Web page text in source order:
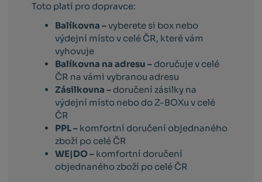
Toto platí pro dopravce:
Balíkovna –vyberete si box nebo
výdejní místo v celé ČR, které vám
vyhovuje
Balíkovna na adresu – doručuje v celé
ČR na vámi vybranou adresu
Zásilkovna – doručení zásilky na
výdejní místo nebo do Z-BOXu v celé
ČR
PPL – komfortní doručení objednaného
zboží po celé ČR
WE|DO – komfortní doručení
objednaného zboží po celé ČR